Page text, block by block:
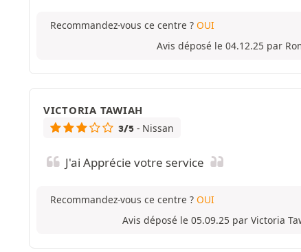
Recommandez-vous ce centre ? OUI
Avis déposé le 04.12.25 par
VICTORIA TAWIAH
3/5 - Nissan
J'ai Apprécie votre service
Recommandez-vous ce centre ? OUI
Avis déposé le 05.09.25 par Victoria